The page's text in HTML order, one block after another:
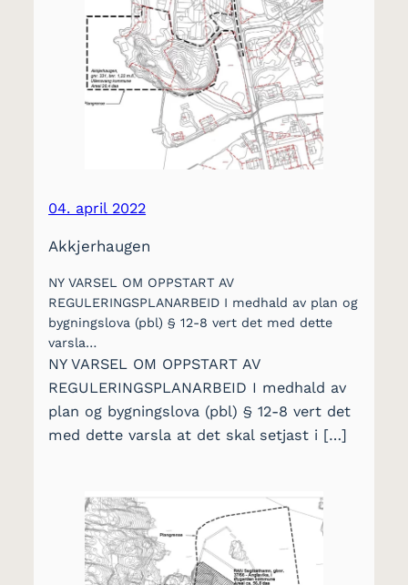
04. april 2022
Akkjerhaugen
NY VARSEL OM OPPSTART AV
REGULERINGSPLANARBEID I medhald av plan og
bygningslova (pbl) § 12-8 vert det med dette
varsla…
NY VARSEL OM OPPSTART AV
REGULERINGSPLANARBEID I medhald av
plan og bygningslova (pbl) § 12-8 vert det
med dette varsla at det skal setjast i […]